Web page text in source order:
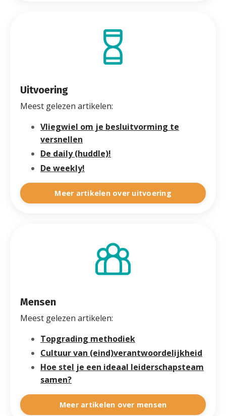
Uitvoering
Meest gelezen artikelen:
Vliegwiel om je besluitvorming te
versnellen
De daily (huddle)!
De weekly!
Meer artikelen over uitvoering
Mensen
Meest gelezen artikelen:
Topgrading methodiek
Cultuur van (eind)verantwoordelijkheid
Hoe stel je een ideaal leiderschapsteam
samen?
Meer artikelen over mensen